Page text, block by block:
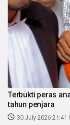
Terbukti peras
tahun penjara
30 July 2026 21:41